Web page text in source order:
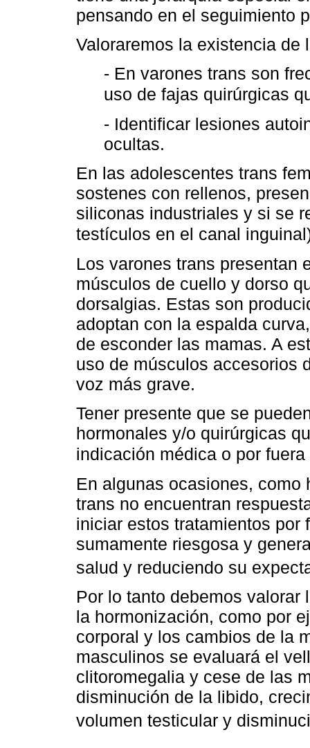
pensando en el seguimiento
Valoraremos la existencia de
- En varones trans son
uso de fajas quirúrgicas
- Identificar lesiones
ocultas.
En las adolescentes trans
sostenes con rellenos,
siliconas industriales y si se
testículos en el canal
Los varones trans presentan
músculos de cuello y dorso
dorsalgias. Estas son
adoptan con la espalda
de esconder las mamas. A
uso de músculos accesorios
voz más grave.
Tener presente que se
hormonales y/o quirúrgicas
indicación médica o por
En algunas ocasiones,
trans no encuentran
iniciar estos tratamientos por
sumamente riesgosa y
salud y reduciendo su
Por lo tanto debemos
la hormonización, como por
corporal y los cambios de la
masculinos se evaluará el
clitoromegalia y cese de las
disminución de la libido,
volumen testicular y